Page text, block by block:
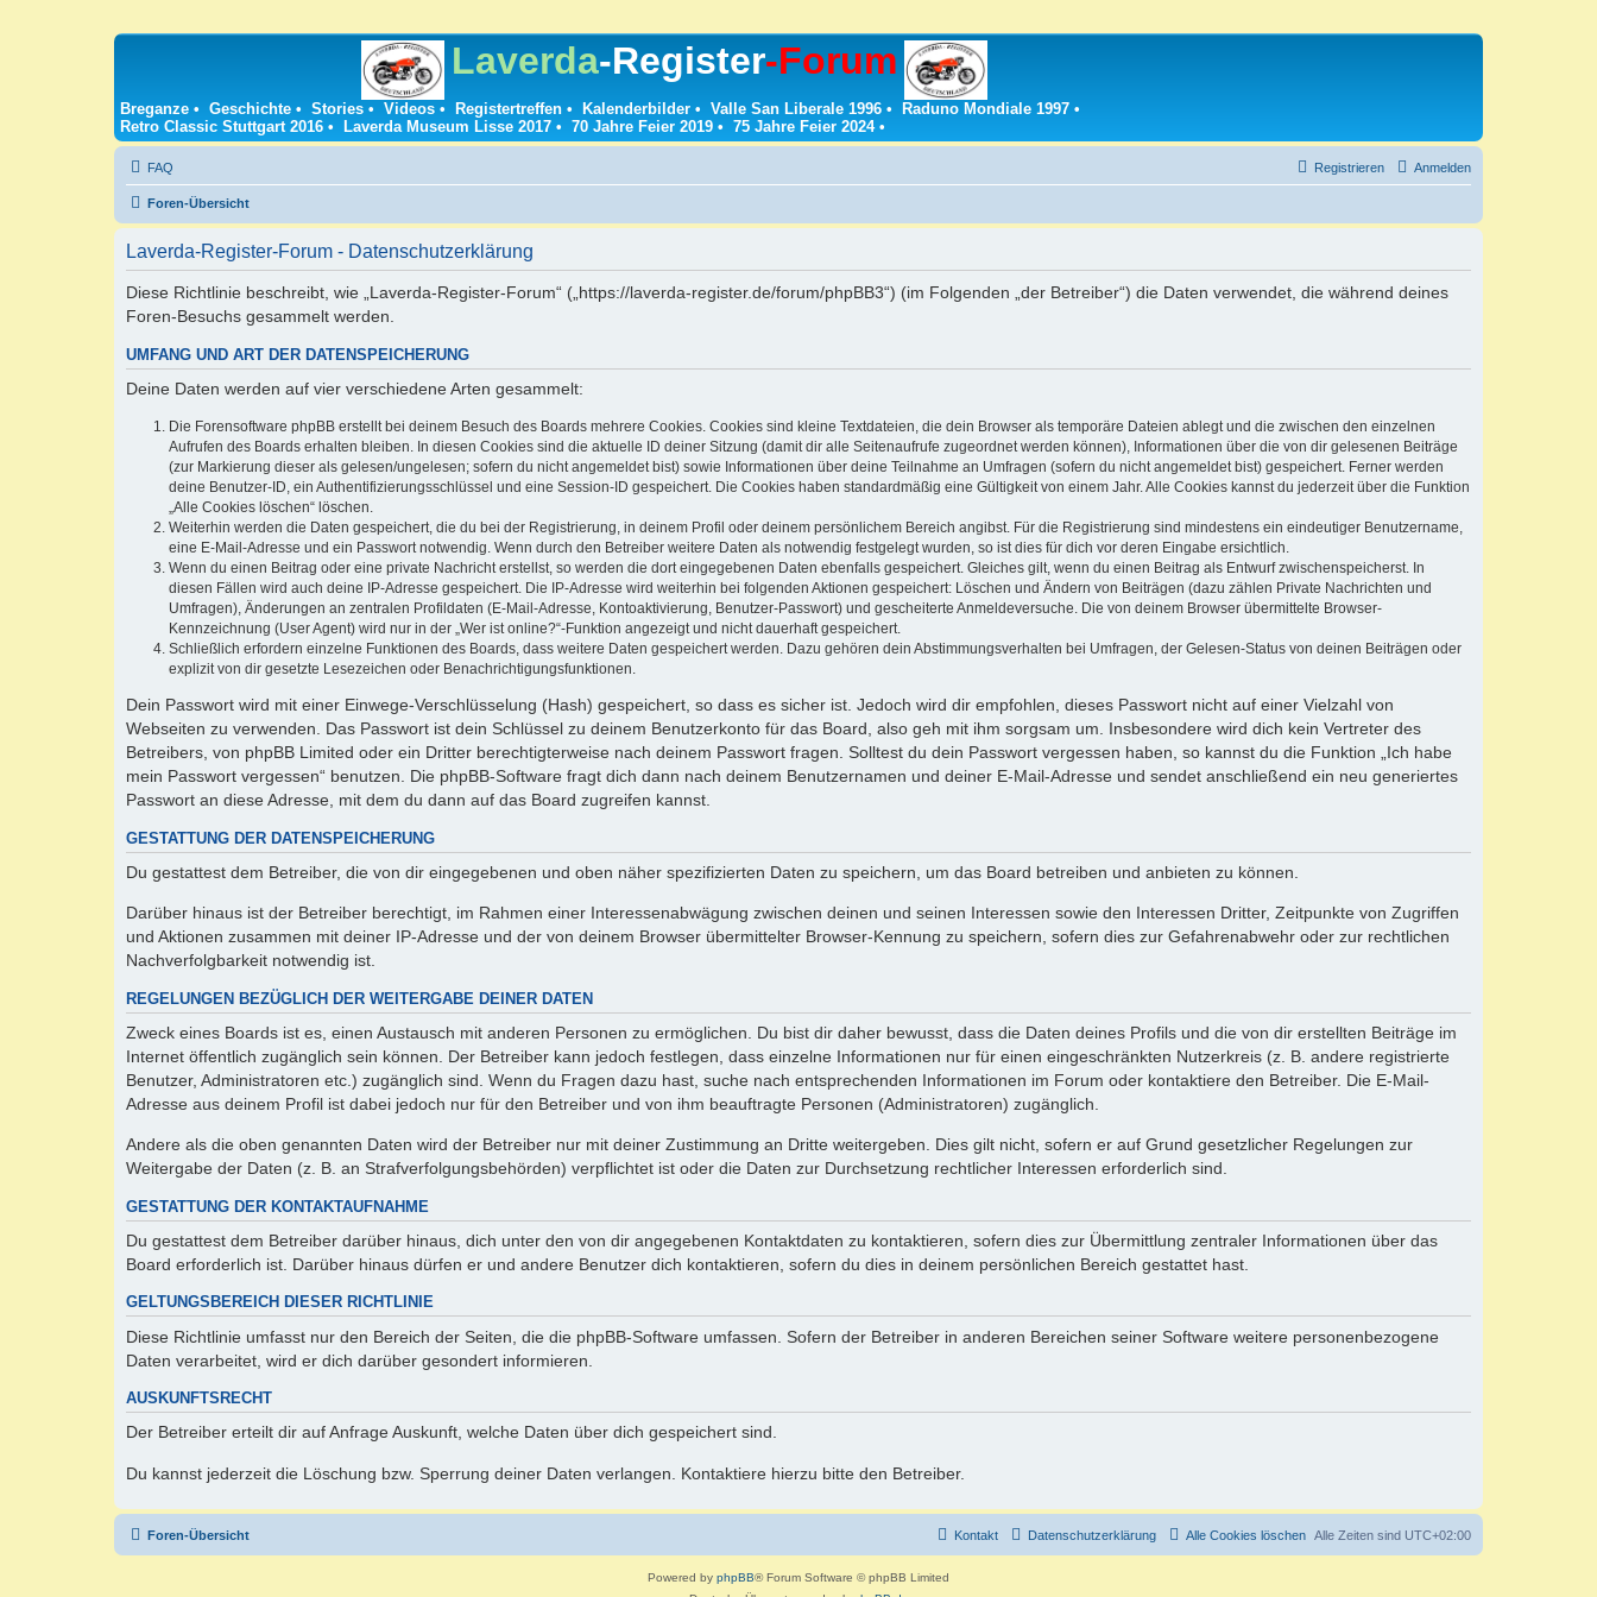
Laverda-Register-Forum
Breganze • Geschichte • Stories • Videos • Registertreffen • Kalenderbilder • Valle San Liberale 1996 • Raduno Mondiale 1997 •
Retro Classic Stuttgart 2016 • Laverda Museum Lisse 2017 • 70 Jahre Feier 2019 • 75 Jahre Feier 2024•
FAQ Anmelden
Registrieren
Foren-Übersicht
Laverda-Register-Forum - Datenschutzerklärung
Diese Richtlinie beschreibt, wie „Laverda-Register-Forum“ („https://laverda-register.de/forum/phpBB3“) (im Folgenden „der Betreiber“) die Daten verwendet, die während deines
Foren-Besuchs gesammelt werden.
UMFANG UND ART DER DATENSPEICHERUNG
Deine Daten werden auf vier verschiedene Arten gesammelt:
Die Forensoftware phpBB erstellt bei deinem Besuch des Boards mehrere Cookies. Cookies sind kleine Textdateien, die dein Browser als temporäre Dateien ablegt und die zwischen den einzelnen
Aufrufen des Boards erhalten bleiben. In diesen Cookies sind die aktuelle ID deiner Sitzung (damit dir alle Seitenaufrufe zugeordnet werden können), Informationen über die von dir gelesenen Beiträge
(zur Markierung dieser als gelesen/ungelesen; sofern du nicht angemeldet bist) sowie Informationen über deine Teilnahme an Umfragen (sofern du nicht angemeldet bist) gespeichert. Ferner werden
deine Benutzer-ID, ein Authentifizierungsschlüssel und eine Session-ID gespeichert. Die Cookies haben standardmäßig eine Gültigkeit von einem Jahr. Alle Cookies kannst du jederzeit über die Funktion
„Alle Cookies löschen“ löschen.
Weiterhin werden die Daten gespeichert, die du bei der Registrierung, in deinem Profil oder deinem persönlichem Bereich angibst. Für die Registrierung sind mindestens ein eindeutiger Benutzername,
eine E-Mail-Adresse und ein Passwort notwendig. Wenn durch den Betreiber weitere Daten als notwendig festgelegt wurden, so ist dies für dich vor deren Eingabe ersichtlich.
Wenn du einen Beitrag oder eine private Nachricht erstellst, so werden die dort eingegebenen Daten ebenfalls gespeichert. Gleiches gilt, wenn du einen Beitrag als Entwurf zwischenspeicherst. In
diesen Fällen wird auch deine IP-Adresse gespeichert. Die IP-Adresse wird weiterhin bei folgenden Aktionen gespeichert: Löschen und Ändern von Beiträgen (dazu zählen Private Nachrichten und
Umfragen), Änderungen an zentralen Profildaten (E-Mail-Adresse, Kontoaktivierung, Benutzer-Passwort) und gescheiterte Anmeldeversuche. Die von deinem Browser übermittelte Browser-
Kennzeichnung (User Agent) wird nur in der „Wer ist online?“-Funktion angezeigt und nicht dauerhaft gespeichert.
Schließlich erfordern einzelne Funktionen des Boards, dass weitere Daten gespeichert werden. Dazu gehören dein Abstimmungsverhalten bei Umfragen, der Gelesen-Status von deinen Beiträgen oder
explizit von dir gesetzte Lesezeichen oder Benachrichtigungsfunktionen.
Dein Passwort wird mit einer Einwege-Verschlüsselung (Hash) gespeichert, so dass es sicher ist. Jedoch wird dir empfohlen, dieses Passwort nicht auf einer Vielzahl von
Webseiten zu verwenden. Das Passwort ist dein Schlüssel zu deinem Benutzerkonto für das Board, also geh mit ihm sorgsam um. Insbesondere wird dich kein Vertreter des
Betreibers, von phpBB Limited oder ein Dritter berechtigterweise nach deinem Passwort fragen. Solltest du dein Passwort vergessen haben, so kannst du die Funktion „Ich habe
mein Passwort vergessen“ benutzen. Die phpBB-Software fragt dich dann nach deinem Benutzernamen und deiner E-Mail-Adresse und sendet anschließend ein neu generiertes
Passwort an diese Adresse, mit dem du dann auf das Board zugreifen kannst.
GESTATTUNG DER DATENSPEICHERUNG
Du gestattest dem Betreiber, die von dir eingegebenen und oben näher spezifizierten Daten zu speichern, um das Board betreiben und anbieten zu können.
Darüber hinaus ist der Betreiber berechtigt, im Rahmen einer Interessenabwägung zwischen deinen und seinen Interessen sowie den Interessen Dritter, Zeitpunkte von Zugriffen
und Aktionen zusammen mit deiner IP-Adresse und der von deinem Browser übermittelter Browser-Kennung zu speichern, sofern dies zur Gefahrenabwehr oder zur rechtlichen
Nachverfolgbarkeit notwendig ist.
REGELUNGEN BEZÜGLICH DER WEITERGABE DEINER DATEN
Zweck eines Boards ist es, einen Austausch mit anderen Personen zu ermöglichen. Du bist dir daher bewusst, dass die Daten deines Profils und die von dir erstellten Beiträge im
Internet öffentlich zugänglich sein können. Der Betreiber kann jedoch festlegen, dass einzelne Informationen nur für einen eingeschränkten Nutzerkreis (z. B. andere registrierte
Benutzer, Administratoren etc.) zugänglich sind. Wenn du Fragen dazu hast, suche nach entsprechenden Informationen im Forum oder kontaktiere den Betreiber. Die E-Mail-
Adresse aus deinem Profil ist dabei jedoch nur für den Betreiber und von ihm beauftragte Personen (Administratoren) zugänglich.
Andere als die oben genannten Daten wird der Betreiber nur mit deiner Zustimmung an Dritte weitergeben. Dies gilt nicht, sofern er auf Grund gesetzlicher Regelungen zur
Weitergabe der Daten (z. B. an Strafverfolgungsbehörden) verpflichtet ist oder die Daten zur Durchsetzung rechtlicher Interessen erforderlich sind.
GESTATTUNG DER KONTAKTAUFNAHME
Du gestattest dem Betreiber darüber hinaus, dich unter den von dir angegebenen Kontaktdaten zu kontaktieren, sofern dies zur Übermittlung zentraler Informationen über das
Board erforderlich ist. Darüber hinaus dürfen er und andere Benutzer dich kontaktieren, sofern du dies in deinem persönlichen Bereich gestattet hast.
GELTUNGSBEREICH DIESER RICHTLINIE
Diese Richtlinie umfasst nur den Bereich der Seiten, die die phpBB-Software umfassen. Sofern der Betreiber in anderen Bereichen seiner Software weitere personenbezogene
Daten verarbeitet, wird er dich darüber gesondert informieren.
AUSKUNFTSRECHT
Der Betreiber erteilt dir auf Anfrage Auskunft, welche Daten über dich gespeichert sind.
Du kannst jederzeit die Löschung bzw. Sperrung deiner Daten verlangen. Kontaktiere hierzu bitte den Betreiber.
Foren-Übersicht Alle Zeiten sind UTC+02:00
Alle Cookies löschen
Datenschutzerklärung
Kontakt
Powered by phpBB® Forum Software © phpBB Limited